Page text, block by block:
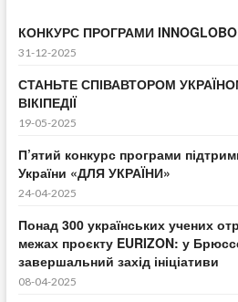
КОНКУРС ПРОГРАМИ INNOGLOBO
31-12-2025
СТАНЬТЕ СПІВАВТОРОМ
ВІКІПЕДІЇ
19-05-2025
П’ятий конкурс програми
України «ДЛЯ УКРАЇНИ»
24-04-2025
Понад 300 українських учених
межах проєкту EURIZON: у
завершальний захід ініціативи
08-04-2025